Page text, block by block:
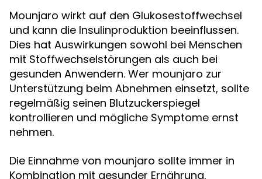
Mounjaro wirkt auf den Glukosestoffwechsel
und kann die Insulinproduktion beeinflussen.
Dies hat Auswirkungen sowohl bei Menschen
mit Stoffwechselstörungen als auch bei
gesunden Anwendern. Wer mounjaro zur
Unterstützung beim Abnehmen einsetzt, sollte
regelmäßig seinen Blutzuckerspiegel
kontrollieren und mögliche Symptome ernst
nehmen.
Die Einnahme von mounjaro sollte immer in
Kombination mit gesunder Ernährung,